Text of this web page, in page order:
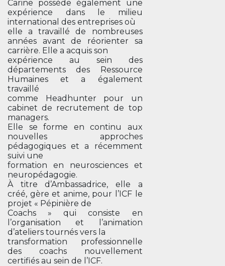
Carine possède également une
expérience dans le milieu
international des entreprises où
elle a travaillé de nombreuses
années avant de réorienter sa
carrière. Elle a acquis son
expérience au sein des
départements des Ressource
Humaines et a également
travaillé
comme Headhunter pour un
cabinet de recrutement de top
managers.
Elle se forme en continu aux
nouvelles approches
pédagogiques et a récemment
suivi une
formation en neurosciences et
neuropédagogie.
À titre d’Ambassadrice, elle a
créé, gère et anime, pour l’ICF le
projet « Pépinière de
Coachs » qui consiste en
l’organisation et l’animation
d’ateliers tournés vers la
transformation professionnelle
des coachs nouvellement
certifiés au sein de l’ICF.